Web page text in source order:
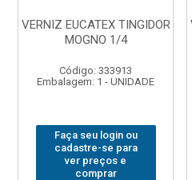
VERNIZ EUCATEX TINGIDOR
MOGNO 1/4
Código: 333913
Embalagem: 1 - UNIDADE
Faça seu login ou
cadastre-se para
ver preços e
comprar